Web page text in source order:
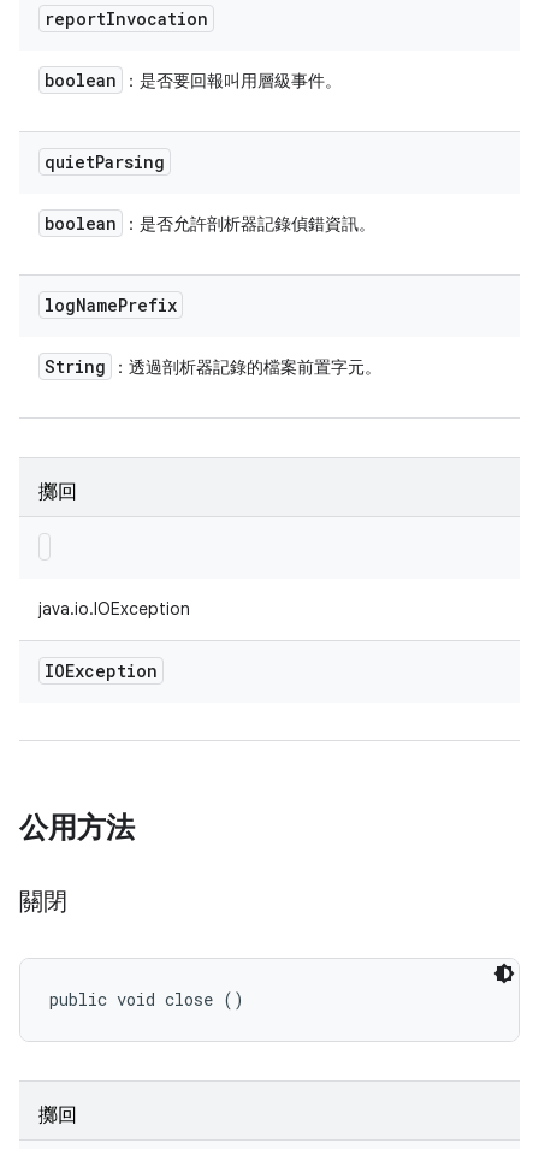
reportInvocation
boolean ：是否要回報叫用層級事件。
quietParsing
boolean ：是否允許剖析器記錄偵錯資訊。
logNamePrefix
String ：透過剖析器記錄的檔案前置字元。
擲回
java.io.IOException
IOException
公用方法
關閉
public void close ()
擲回